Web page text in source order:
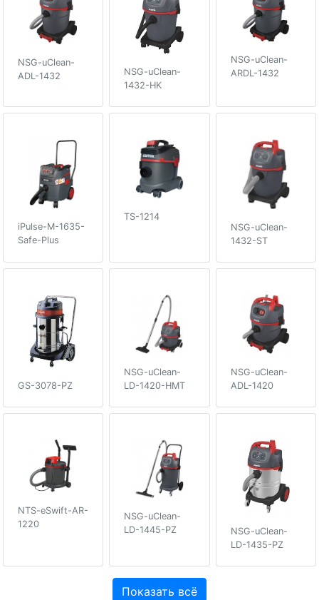
NSG-uClean-
ADL-1432
NSG-uClean-
1432-HK
NSG-uClean-
ARDL-1432
iPulse-M-1635-
Safe-Plus
TS-1214
NSG-uClean-
1432-ST
GS-3078-PZ
NSG-uClean-
LD-1420-HMT
NSG-uClean-
ADL-1420
NTS-eSwift-AR-
1220
NSG-uClean-
LD-1445-PZ
NSG-uClean-
LD-1435-PZ
Показать всё